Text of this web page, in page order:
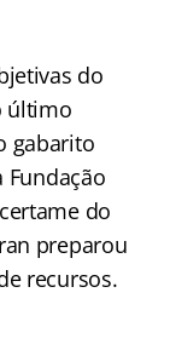
do
último
gabarito
do
preparou
recursos.